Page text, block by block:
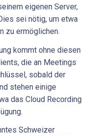
eigenen Server,
sei nötig, um etwa
zu ermöglichen.
kommt ohne diesen
die an Meetings
sobald der
stehen einige
das Cloud Recording
Schweizer